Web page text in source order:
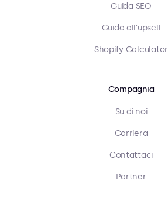
Guida SEO
Guida all'upsell
Shopify Calculator
Compagnia
Su di noi
Carriera
Contattaci
Partner